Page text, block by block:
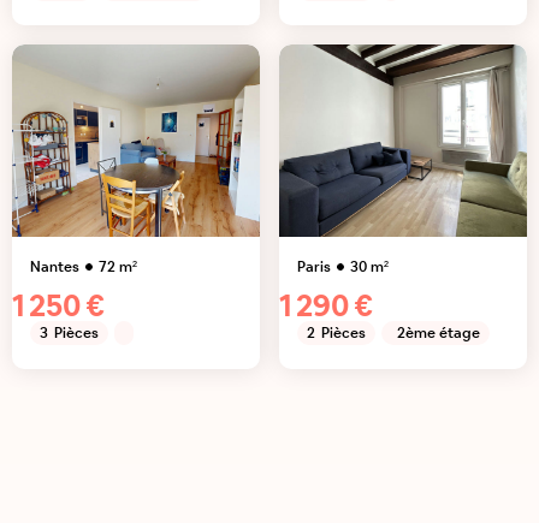
Nantes 72m²
1 250 €
3 Pièces
Paris 30m²
1 290 €
2 Pièces 2ème étage